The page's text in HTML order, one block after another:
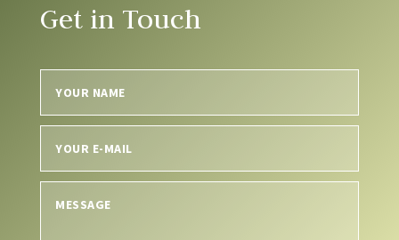
Get in Touch